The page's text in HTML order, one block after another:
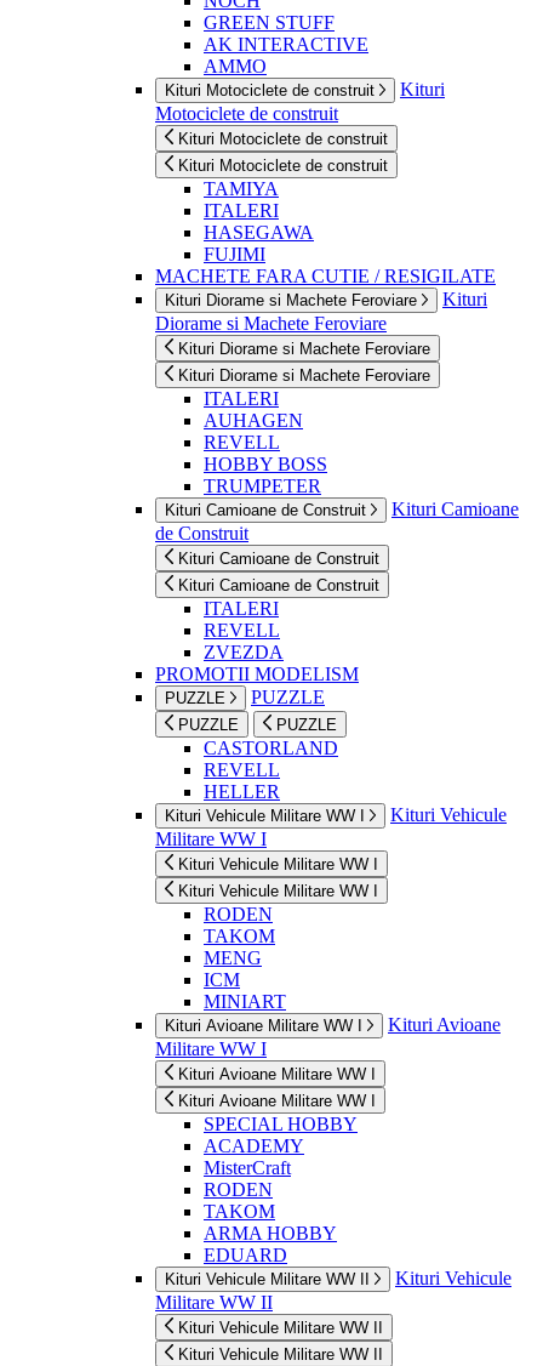
GREEN STUFF
AK INTERACTIVE
AMMO
Kituri Motociclete de construit
Kituri
Motociclete de construit
Kituri Motociclete de construit
Kituri Motociclete de construit
TAMIYA
ITALERI
HASEGAWA
FUJIMI
MACHETE FARA CUTIE / RESIGILATE
Kituri Diorame si Machete Feroviare
Kituri
Diorame si Machete Feroviare
Kituri Diorame si Machete Feroviare
Kituri Diorame si Machete Feroviare
ITALERI
AUHAGEN
REVELL
HOBBY BOSS
TRUMPETER
Kituri Camioane de Construit
Kituri Camioane
de Construit
Kituri Camioane de Construit
Kituri Camioane de Construit
ITALERI
REVELL
ZVEZDA
PROMOTII MODELISM
PUZZLE PUZZLE
PUZZLE PUZZLE
CASTORLAND
REVELL
HELLER
Kituri Vehicule Militare WW I
Kituri Vehicule
Militare WW I
Kituri Vehicule Militare WW I
Kituri Vehicule Militare WW I
RODEN
TAKOM
MENG
ICM
MINIART
Kituri Avioane Militare WW I
Kituri Avioane
Militare WW I
Kituri Avioane Militare WW I
Kituri Avioane Militare WW I
SPECIAL HOBBY
ACADEMY
MisterCraft
RODEN
TAKOM
ARMA HOBBY
EDUARD
Kituri Vehicule Militare WW II
Kituri Vehicule
Militare WW II
Kituri Vehicule Militare WW II
Kituri Vehicule Militare WW II